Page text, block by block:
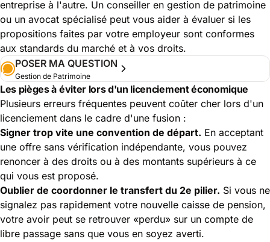
entreprise à l'autre. Un conseiller en gestion de patrimoine
ou un avocat spécialisé peut vous aider à évaluer si les
propositions faites par votre employeur sont conformes
aux standards du marché et à vos droits.
POSER MA QUESTION
Gestion de Patrimoine
Les pièges à éviter lors d'un licenciement économique
Plusieurs erreurs fréquentes peuvent coûter cher lors d'un
licenciement dans le cadre d'une fusion :
Signer trop vite une convention de départ. En acceptant
une offre sans vérification indépendante, vous pouvez
renoncer à des droits ou à des montants supérieurs à ce
qui vous est proposé.
Oublier de coordonner le transfert du 2e pilier. Si vous ne
signalez pas rapidement votre nouvelle caisse de pension,
votre avoir peut se retrouver «perdu» sur un compte de
libre passage sans que vous en soyez averti.